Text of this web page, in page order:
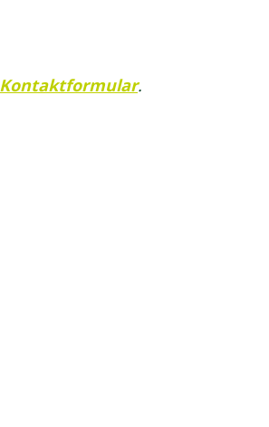
Kontaktformular.